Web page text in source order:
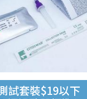
試套裝$19以下